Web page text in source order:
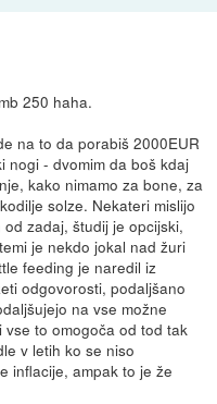
250 haha.
na to da porabiš 2000EUR
nogi - dvomim da boš kdaj
kako nimamo za bone, za
solze. Nekateri mislijo
zadaj, študij je opcijski,
je nekdo jokal nad žuri
feeding je naredil iz
odgovorosti, podaljšano
na vse možne
to omogoča od tod tak
v letih ko se niso
inflacije, ampak to je že